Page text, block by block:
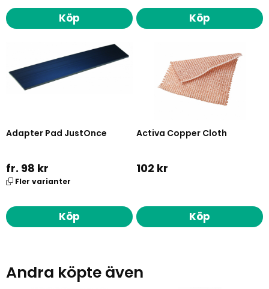
Köp Köp
Adapter Pad JustOnce
fr. 98 kr
Fler varianter
Köp
Activa Copper Cloth
102 kr
Köp
Andra köpte även